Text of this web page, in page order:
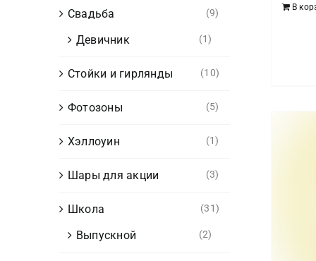
Свадьба (9)
Девичник (1)
Стойки и гирлянды (10)
Фотозоны (5)
Хэллоуин (1)
Шары для акции (3)
Школа (31)
Выпускной (2)
В